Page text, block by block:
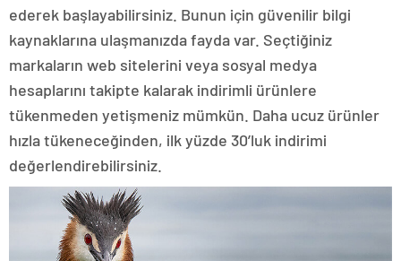
ederek başlayabilirsiniz. Bunun için güvenilir bilgi
kaynaklarına ulaşmanızda fayda var. Seçtiğiniz
markaların web sitelerini veya sosyal medya
hesaplarını takipte kalarak indirimli ürünlere
tükenmeden yetişmeniz mümkün. Daha ucuz ürünler
hızla tükeneceğinden, ilk yüzde 30’luk indirimi
değerlendirebilirsiniz.